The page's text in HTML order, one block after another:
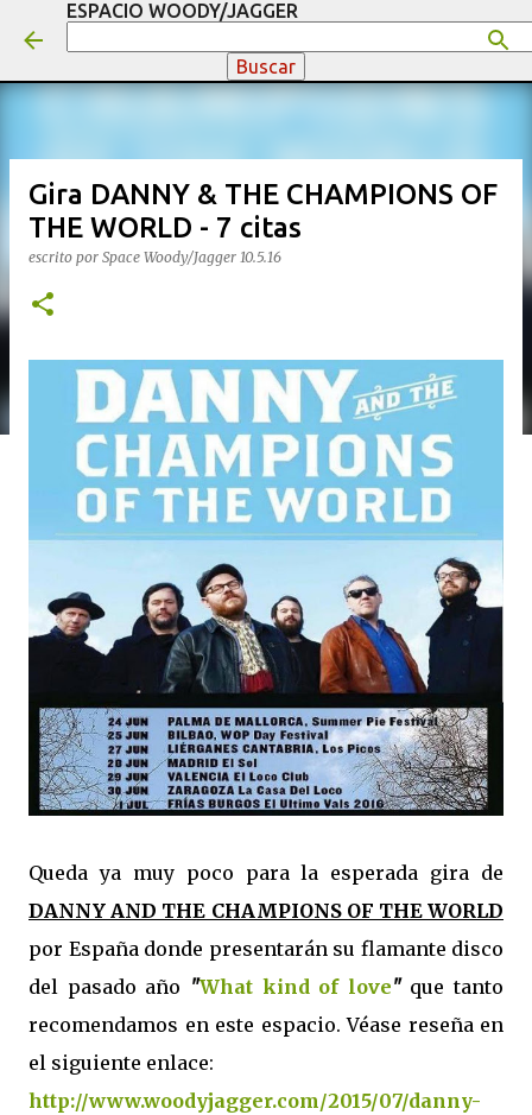
Ir al contenido principal
ESPACIO WOODY/JAGGER
Gira DANNY & THE CHAMPIONS OF
THE WORLD - 7 citas
escrito por Space Woody/Jagger 10.5.16
Queda ya muy poco para la esperada gira de
DANNY AND THE CHAMPIONS OF THE WORLD
por España donde presentarán su flamante disco
del pasado año "What kind of love"que tanto
recomendamos en este espacio. Véase reseña en
el siguiente enlace:
http://www.woodyjagger.com/2015/07/danny-